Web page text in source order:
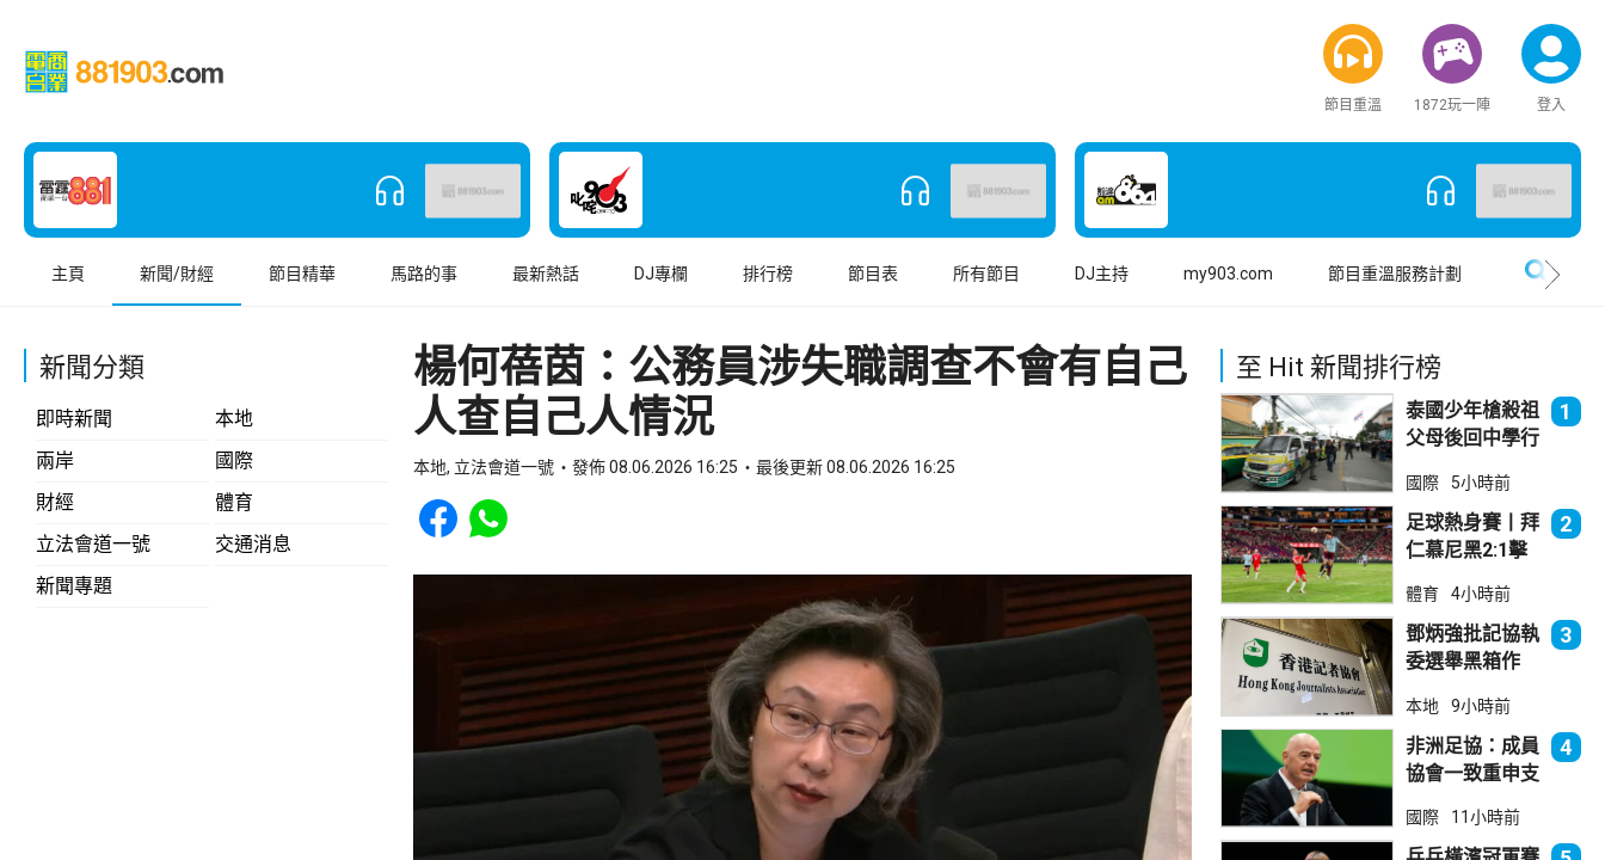
節目重溫 1872玩一陣 登入
主頁 新聞/財經 節目精華 馬路的事 最新熱話 DJ專欄 排行榜 節目表 所有節目 DJ主持 my903.com 節目重溫服務計劃
新聞分類
即時新聞
本地
兩岸
國際
財經
體育
立法會道一號
交通消息
新聞專題
楊何蓓茵：公務員涉失職調查不會有自己
人查自己人情況
本地, 立法會道一號 發佈 08.06.2026 16:25 最後更新 08.06.2026 16:25
Share to Facebook
Share to WhatsApp
至 Hit 新聞排行榜
泰國少年槍殺祖
父母後回中學行
死23傷
1
國際 5小時前
足球熱身賽丨拜
仁慕尼黑2:1擊
2
體育 4小時前
鄧炳強批記協執
委選舉黑箱作
國安一定「釘死
你」
3
本地 9小時前
非洲足協：成員
協會一致重申支
4
國際 11小時前